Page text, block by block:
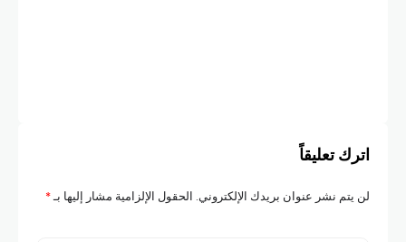
اترك تعليقاً
لن يتم نشر عنوان بريدك الإلكتروني. الحقول الإلزامية مشار إليها بـ*